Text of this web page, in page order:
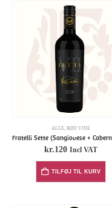
ALLE RØD VINE
kr.120 Incl VAT
TILFØJ TIL KURV